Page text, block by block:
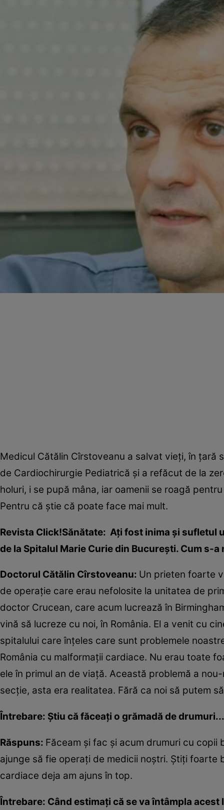
Medicul Cătălin Cîrstoveanu a salvat vieţi, în
de Cardiochirurgie Pediatrică şi a refăcut de la
holuri, i se pupă mâna, iar oamenii se roagă
Pentru că ştie că poate face mai mult.
Revista Click!Sănătate: Aţi fost inima şi sufletul
de la Spitalul Marie Curie din Bucureşti. Cum s-a
Doctorul Cătălin Cîrstoveanu: Un prieten foarte
de operaţie care erau nefolosite la unitatea de
doctor Crucean, care acum lucrează în
vină să lucreze cu noi, în România. El a venit cu
spitalului care înţeles care sunt problemele
România cu malformaţii cardiace. Nu erau toate
ele în primul an de viaţă. Această problemă a
secţie, asta era realitatea. Fără ca noi să putem
Întrebare: Ştiu că făceaţi o grămadă de
Răspuns: Făceam şi fac şi acum drumuri cu
ajunge să fie operaţi de medicii noştri. Ştiţi
cardiace deja am ajuns în top.
Întrebare: Când estimaţi că se va întâmpla acest